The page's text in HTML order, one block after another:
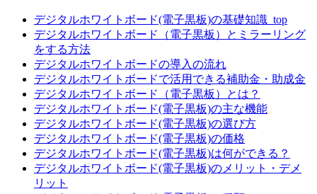
デジタルホワイトボード(電子黒板)の基礎知識_top
デジタルホワイトボード（電子黒板）とミラーリング
をする方法
デジタルホワイトボードの導入の流れ
デジタルホワイトボードで活用できる補助金・助成金
デジタルホワイトボード（電子黒板）とは？
デジタルホワイトボード(電子黒板)の主な機能
デジタルホワイトボード(電子黒板)の選び方
デジタルホワイトボード(電子黒板)の価格
デジタルホワイトボード(電子黒板)は何ができる？
デジタルホワイトボード(電子黒板)のメリット・デメ
リット